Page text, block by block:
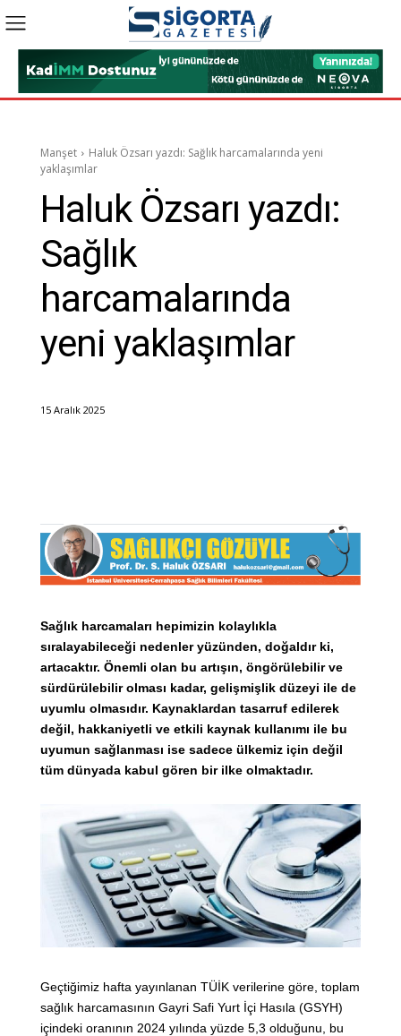
Manşet
Haluk Özsarı yazdı: Sağlık harcamalarında yeni
yaklaşımlar
Haluk Özsarı yazdı:
Sağlık
harcamalarında
yeni yaklaşımlar
15 Aralık 2025
Sağlık harcamaları hepimizin kolaylıkla
sıralayabileceği nedenler yüzünden, doğaldır ki,
artacaktır. Önemli olan bu artışın, öngörülebilir ve
sürdürülebilir olması kadar, gelişmişlik düzeyi ile de
uyumlu olmasıdır. Kaynaklardan tasarruf edilerek
değil, hakkaniyetli ve etkili kaynak kullanımı ile bu
uyumun sağlanması ise sadece ülkemiz için değil
tüm dünyada kabul gören bir ilke olmaktadır.
Geçtiğimiz hafta yayınlanan TÜİK verilerine göre, toplam
sağlık harcamasının Gayri Safi Yurt İçi Hasıla (GSYH)
içindeki oranının 2024 yılında yüzde 5,3 olduğunu, bu